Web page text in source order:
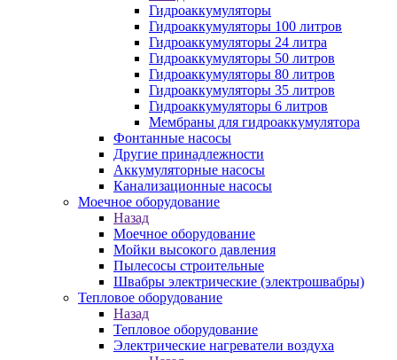
Гидроаккумуляторы
Гидроаккумуляторы 100 литров
Гидроаккумуляторы 24 литра
Гидроаккумуляторы 50 литров
Гидроаккумуляторы 80 литров
Гидроаккумуляторы 35 литров
Гидроаккумуляторы 6 литров
Мембраны для гидроаккумулятора
Фонтанные насосы
Другие принадлежности
Аккумуляторные насосы
Канализационные насосы
Моечное оборудование
Назад
Моечное оборудование
Мойки высокого давления
Пылесосы строительные
Швабры электрические (электрошвабры)
Тепловое оборудование
Назад
Тепловое оборудование
Электрические нагреватели воздуха